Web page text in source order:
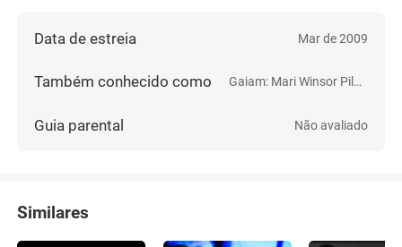
Data de estreia Mar de 2009
Também conhecido como Gaiam: Mari Winsor Pilates
Guia parental Não avaliado
Similares